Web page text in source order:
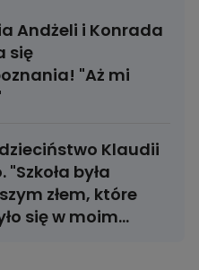
Andżeli i Konrada
się
"Aż mi
Klaudii
"Szkoła była
złem, które
się w moim